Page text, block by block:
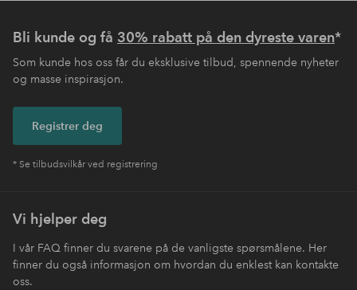
Bli kunde og få 30% rabatt på den dyreste varen*
Som kunde hos oss får du eksklusive tilbud, spennende nyheter
og masse inspirasjon.
Registrer deg
* Se tilbudsvilkår ved registrering
Vi hjelper deg
I vår FAQ finner du svarene på de vanligste spørsmålene. Her
finner du også informasjon om hvordan du enklest kan kontakte
oss.